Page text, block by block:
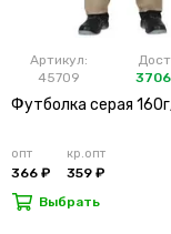
Артикул:
45709
Футболка серая
опт
366 ₽
кр.опт
359 ₽
Выбрать